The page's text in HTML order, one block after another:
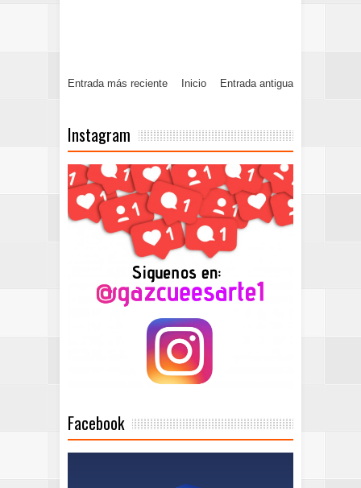
Entrada más reciente Entrada antigua
Inicio
Instagram
Facebook